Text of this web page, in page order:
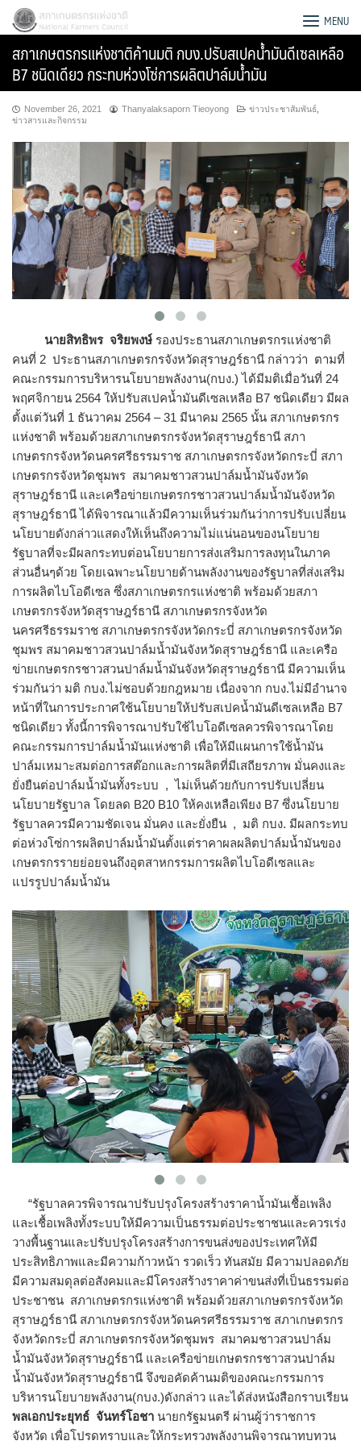
Skip
content
สภาเกษตรกรแห่งชาติ MENU
สภาเกษตรกรแห่งชาติค้านมติ กบง.ปรับสเปคน้ำมันดีเซลเหลือ
B7 ชนิดเดียว กระทบห่วงโซ่การผลิตปาล์มน้ำมัน
November 26, 2021 Thanyalaksaporn Tieoyong ข่าวประชาสัมพันธ์
ข่าวสารและกิจกรรม
นายสิทธิพร จริยพงษ์ รองประธานสภาเกษตรกรแห่งชาติ
คนที่ 2 ประธานสภาเกษตรกรจังหวัดสุราษฎร์ธานี กล่าวว่า ตามที่
คณะกรรมการบริหารนโยบายพลังงาน(กบง.) ได้มีมติเมื่อวันที่ 24
พฤศจิกายน 2564 ให้ปรับสเปคน้ำมันดีเซลเหลือ B7 ชนิดเดียว มีผล
ตั้งแต่วันที่ 1 ธันวาคม 2564 – 31 มีนาคม 2565 นั้น สภาเกษตรกร
แห่งชาติ พร้อมด้วยสภาเกษตรกรจังหวัดสุราษฎร์ธานี สภา
เกษตรกรจังหวัดนครศรีธรรมราช สภาเกษตรกรจังหวัดกระบี่ สภา
เกษตรกรจังหวัดชุมพร สมาคมชาวสวนปาล์มน้ำมันจังหวัด
สุราษฎร์ธานี และเครือข่ายเกษตรกรชาวสวนปาล์มน้ำมันจังหวัด
สุราษฎร์ธานี ได้พิจารณาแล้วมีความเห็นร่วมกันว่าการปรับเปลี่ยน
นโยบายดังกล่าวแสดงให้เห็นถึงความไม่แน่นอนของนโยบาย
รัฐบาลที่จะมีผลกระทบต่อนโยบายการส่งเสริมการลงทุนในภาค
ส่วนอื่นๆด้วย โดยเฉพาะนโยบายด้านพลังงานของรัฐบาลที่ส่งเสริม
การผลิตไบโอดีเซล ซึ่งสภาเกษตรกรแห่งชาติ พร้อมด้วยสภา
เกษตรกรจังหวัดสุราษฎร์ธานี สภาเกษตรกรจังหวัด
นครศรีธรรมราช สภาเกษตรกรจังหวัดกระบี่ สภาเกษตรกรจังหวัด
ชุมพร สมาคมชาวสวนปาล์มน้ำมันจังหวัดสุราษฎร์ธานี และเครือ
ข่ายเกษตรกรชาวสวนปาล์มน้ำมันจังหวัดสุราษฎร์ธานี มีความเห็น
ร่วมกันว่า มติ กบง.ไม่ชอบด้วยกฎหมาย เนื่องจาก กบง.ไม่มีอำนาจ
หน้าที่ในการประกาศใช้นโยบายให้ปรับสเปคน้ำมันดีเซลเหลือ B7
ชนิดเดียว ทั้งนี้การพิจารณาปรับใช้ไบโอดีเซลควรพิจารณาโดย
คณะกรรมการปาล์มน้ำมันแห่งชาติ เพื่อให้มีแผนการใช้น้ำมัน
ปาล์มเหมาะสมต่อการสต๊อกและการผลิตที่มีเสถียรภาพ มั่นคงและ
ยั่งยืนต่อปาล์มน้ำมันทั้งระบบ , ไม่เห็นด้วยกับการปรับเปลี่ยน
นโยบายรัฐบาล โดยลด B20 B10 ให้คงเหลือเพียง B7 ซึ่งนโยบาย
รัฐบาลควรมีความชัดเจน มั่นคง และยั่งยืน , มติ กบง. มีผลกระทบ
ต่อห่วงโซ่การผลิตปาล์มน้ำมันตั้งแต่ราคาผลผลิตปาล์มน้ำมันของ
เกษตรกรรายย่อยจนถึงอุตสาหกรรมการผลิตไบโอดีเซลและ
แปรรูปปาล์มน้ำมัน
“รัฐบาลควรพิจารณาปรับปรุงโครงสร้างราคาน้ำมันเชื้อเพลิง
และเชื้อเพลิงทั้งระบบให้มีความเป็นธรรมต่อประชาชนและควรเร่ง
วางพื้นฐานและปรับปรุงโครงสร้างการขนส่งของประเทศให้มี
ประสิทธิภาพและมีความก้าวหน้า รวดเร็ว ทันสมัย มีความปลอดภัย
มีความสมดุลต่อสังคมและมีโครงสร้างราคาค่าขนส่งที่เป็นธรรมต่อ
ประชาชน สภาเกษตรกรแห่งชาติ พร้อมด้วยสภาเกษตรกรจังหวัด
สุราษฎร์ธานี สภาเกษตรกรจังหวัดนครศรีธรรมราช สภาเกษตรกร
จังหวัดกระบี่ สภาเกษตรกรจังหวัดชุมพร สมาคมชาวสวนปาล์ม
น้ำมันจังหวัดสุราษฎร์ธานี และเครือข่ายเกษตรกรชาวสวนปาล์ม
น้ำมันจังหวัดสุราษฎร์ธานี จึงขอคัดค้านมติของคณะกรรมการ
บริหารนโยบายพลังงาน(กบง.)ดังกล่าว และได้ส่งหนังสือกราบเรียน
พลเอกประยุทธ์ จันทร์โอชา นายกรัฐมนตรี ผ่านผู้ว่าราชการ
จังหวัด เพื่อโปรดทราบและให้กระทรวงพลังงานพิจารณาทบทวน